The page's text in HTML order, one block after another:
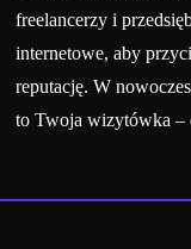
freelancerzy i
internetowe, aby
reputację. W
to Twoja wizytówka –